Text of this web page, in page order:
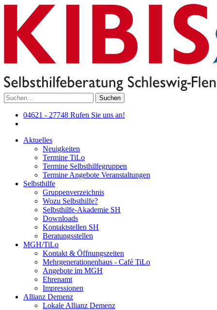
Suchen
04621 - 27748 Rufen Sie uns an!
Aktuelles
Neuigkeiten
Termine TiLo
Termine Selbsthilfegruppen
Termine Angebote Veranstaltungen
Selbsthilfe
Gruppenverzeichnis
Wozu Selbsthilfe?
Selbsthilfe-Akademie SH
Downloads
Kontaktstellen SH
Beratungsstellen
MGH/TiLo
Kontakt & Öffnungszeiten
Mehrgenerationenhaus - Café TiLo
Angebote im MGH
Ehrenamt
Impressionen
Allianz Demenz
Lokale Allianz Demenz